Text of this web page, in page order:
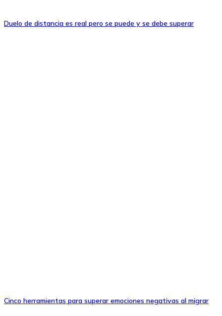
Duelo de distancia es real pero se puede y se debe superar
Cinco herramientas para superar emociones negativas al migrar